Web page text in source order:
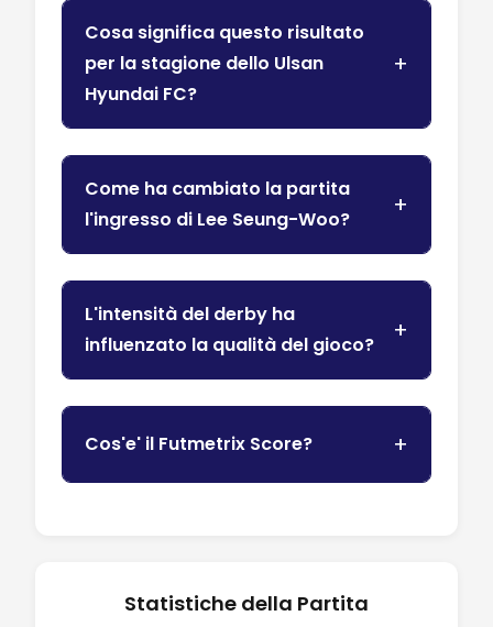
Cosa significa questo risultato
per la stagione dello Ulsan
Hyundai FC?
Come ha cambiato la partita
l'ingresso di Lee Seung-Woo?
L'intensità del derby ha
influenzato la qualità del gioco?
Cos'e' il Futmetrix Score?
Statistiche della Partita